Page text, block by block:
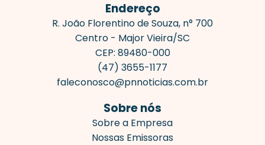
Endereço
R. João Florentino de Souza, n° 700
Centro - Major Vieira/SC
CEP: 89480-000
(47) 3655-1177
faleconosco@pnnoticias.com.br
Sobre nós
Sobre a Empresa
Nossas Emissoras